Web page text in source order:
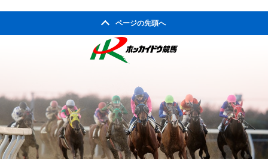
2009年03月
2008年01月
2007年02月
2007年01月
2006年03月
2006年02月
2006年01月
2005年08月
2005年07月
2005年04月
2005年03月
2004年06月
2004年05月
2004年04月
2003年07月
2003年06月
2003年05月
ページの先頭へ